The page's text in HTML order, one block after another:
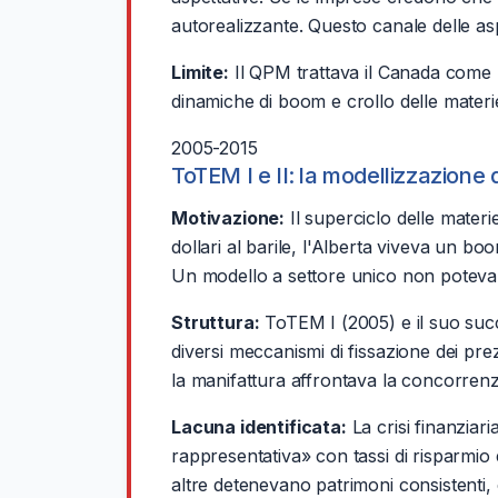
autorealizzante. Questo canale delle
Limite: Il QPM trattava il Canada
dinamiche di boom e crollo delle
2005-2015
ToTEM I e II: la modellizzazione
Motivazione: Il superciclo delle
dollari al barile, l'Alberta viveva un
Un modello a settore unico non
Struttura: ToTEM I (2005) e il suo
diversi meccanismi di fissazione dei
la manifattura affrontava la
Lacuna identificata: La crisi
rappresentativa» con tassi di
altre detenevano patrimoni